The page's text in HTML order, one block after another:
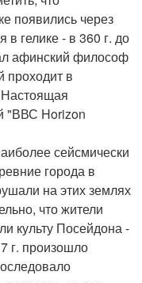
появились через
в гелике - в 360 г. до
афинский философ
проходит в
"ВВС Horizon
сейсмически
города в
на этих землях
что жители
культу Посейдона -
г. произошло